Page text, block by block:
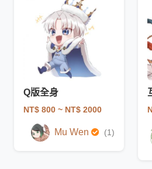
Q版全身
NT$ 800 ~ NT$ 2000
Mu Wen (1)